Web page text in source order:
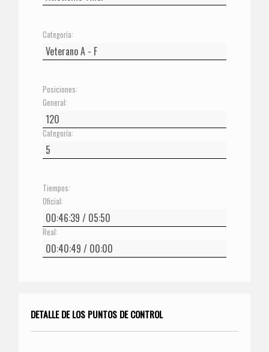
Categoría:
Posiciones:
General:
Categoría:
Tiempos:
Oficial:
Real:
DETALLE DE LOS PUNTOS DE CONTROL